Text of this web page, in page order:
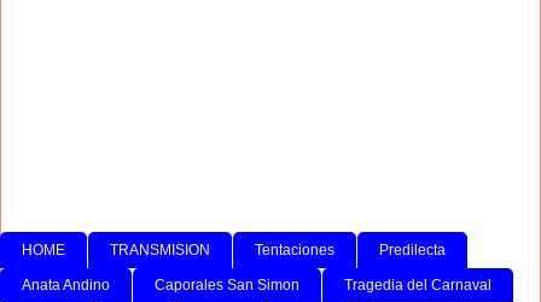
HOME TRANSMISION Tentaciones Predilecta
Anata Andino Caporales San Simon Tragedia del Carnaval